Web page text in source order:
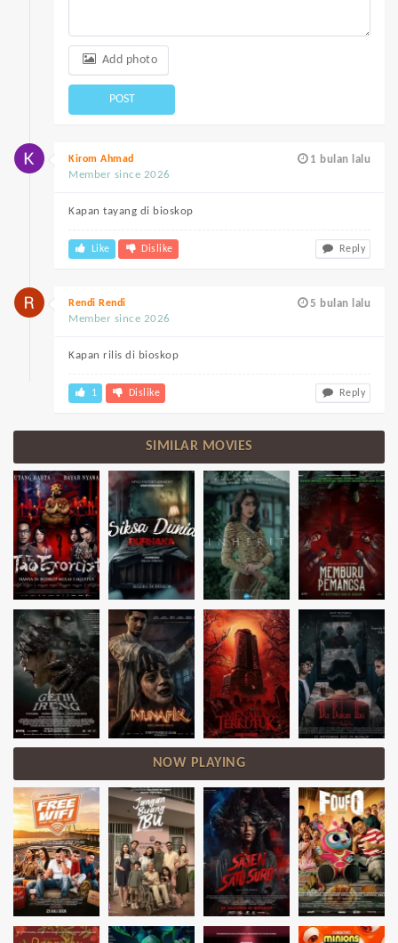
Add photo
POST
1 bulan lalu
Kirom Ahmad
Member since 2026
Kapan tayang di bioskop
Like Dislike Reply
5 bulan lalu
Rendi Rendi
Member since 2026
Kapan rilis di bioskop
1 Dislike Reply
SIMILAR MOVIES
NOW PLAYING